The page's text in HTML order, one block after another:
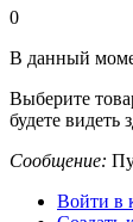
0
В данный
Выберите
будете
Сообщение:
Войти в